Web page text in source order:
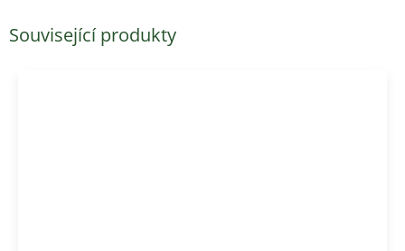
Související produkty